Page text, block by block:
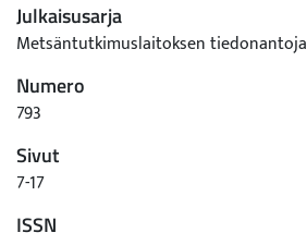
Julkaisusarja
Metsäntutkimuslaitoksen tiedonantoja
Numero
793
Sivut
7-17
ISSN